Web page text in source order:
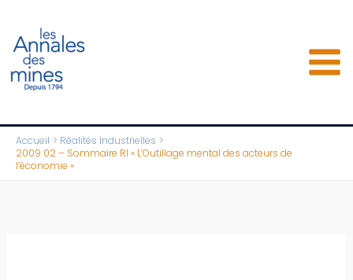
contenu
Accueil
Réalités Industrielles
2009 02 – Sommaire RI « L’Outillage mental des acteurs de
l’économie »